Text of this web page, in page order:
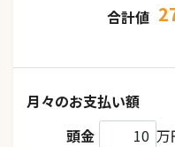
合計値
月々のお支払い額
頭金
万